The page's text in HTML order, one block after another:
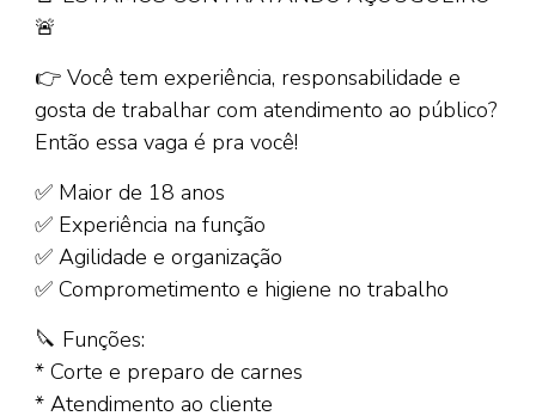
🚨
👉 Você tem experiência, responsabilidade e
gosta de trabalhar com atendimento ao público?
Então essa vaga é pra você!
✅ Maior de 18 anos
✅ Experiência na função
✅ Agilidade e organização
✅ Comprometimento e higiene no trabalho
🔪 Funções:
* Corte e preparo de carnes
* Atendimento ao cliente